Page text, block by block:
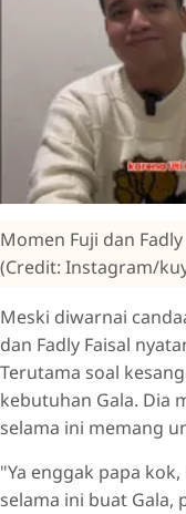
Momen Fuji dan
(Credit: Instagram/
Meski diwarnai
dan Fadly Faisal
Terutama soal
kebutuhan Gala. Dia
selama ini memang
"Ya enggak papa
selama ini buat Gala,